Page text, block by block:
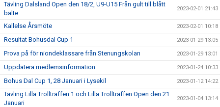
Tävling Dalsland Open den 18/2, U9-U15 Från gult till blått
bälte
2023-02-01 21:43
Kallelse Årsmöte 2023-02-01 10:18
Resultat Bohusdal Cup 1 2023-01-29 13:05
Prova på för niondeklassare från Stenungskolan 2023-01-29 13:01
Uppdatera medlemsinformation 2023-01-24 10:33
Bohus Dal Cup 1, 28 Januari i Lysekil 2023-01-12 14:22
Tävling Lilla Trollträffen 1 och Lilla Trollträffen Open den 21
Januari
2023-01-04 13:14